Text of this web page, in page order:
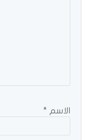
الاسم *